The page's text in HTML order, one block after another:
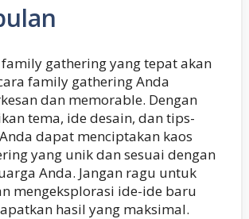
family gathering yang tepat akan
family gathering Anda
dan memorable. Dengan
tema, ide desain, dan tips-
dapat menciptakan kaos
yang unik dan sesuai dengan
Anda. Jangan ragu untuk
mengeksplorasi ide-ide baru
hasil yang maksimal.